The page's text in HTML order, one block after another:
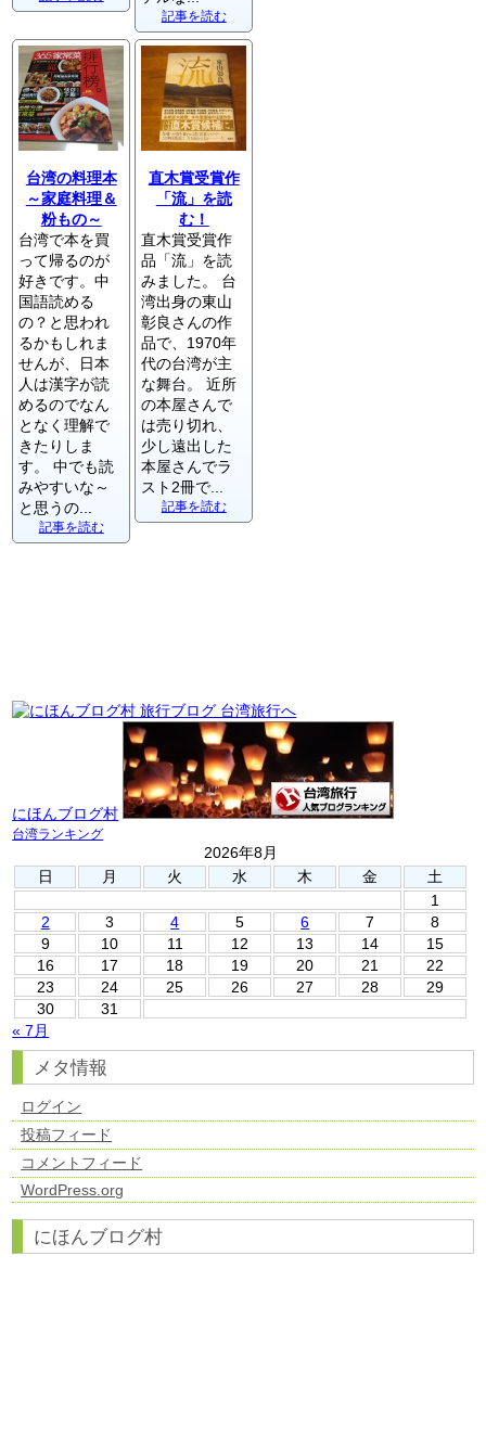
記事を読む
台湾の料理本
～家庭料理＆
粉もの～
台湾で本を買
って帰るのが
好きです。中
国語読める
の？と思われ
るかもしれま
せんが、日本
人は漢字が読
めるのでなん
となく理解で
きたりしま
す。 中でも読
みやすいな～
と思うの...
記事を読む
直木賞受賞作
「流」を読
む！
直木賞受賞作
品「流」を読
みました。 台
湾出身の東山
彰良さんの作
品で、1970年
代の台湾が主
な舞台。 近所
の本屋さんで
は売り切れ、
少し遠出した
本屋さんでラ
スト2冊で...
記事を読む
にほんブログ村
台湾ランキング
2026年8月
日
月 火 水 木 金
土
1
2
3 4 5 6 7
8
9
10 11 12 13 14
15
16
17 18 19 20 21
22
23
24 25 26 27 28
29
30
31
« 7月
メタ情報
ログイン
投稿フィード
コメントフィード
WordPress.org
にほんブログ村